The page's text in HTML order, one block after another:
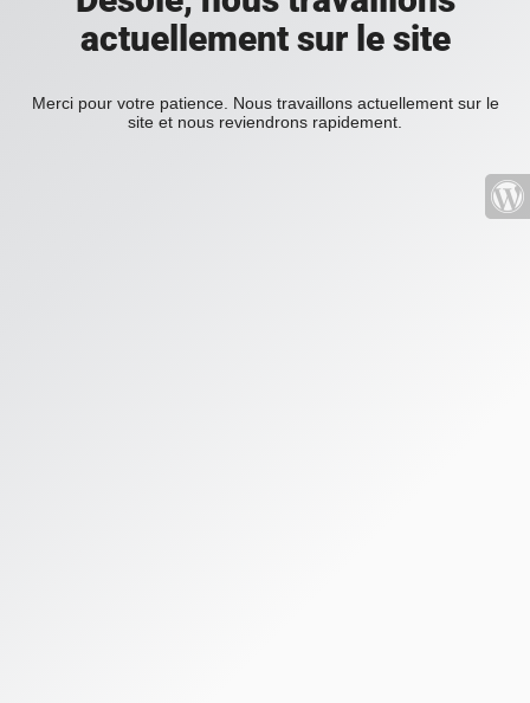
actuellement sur le site
Merci pour votre patience. Nous travaillons actuellement sur le
site et nous reviendrons rapidement.